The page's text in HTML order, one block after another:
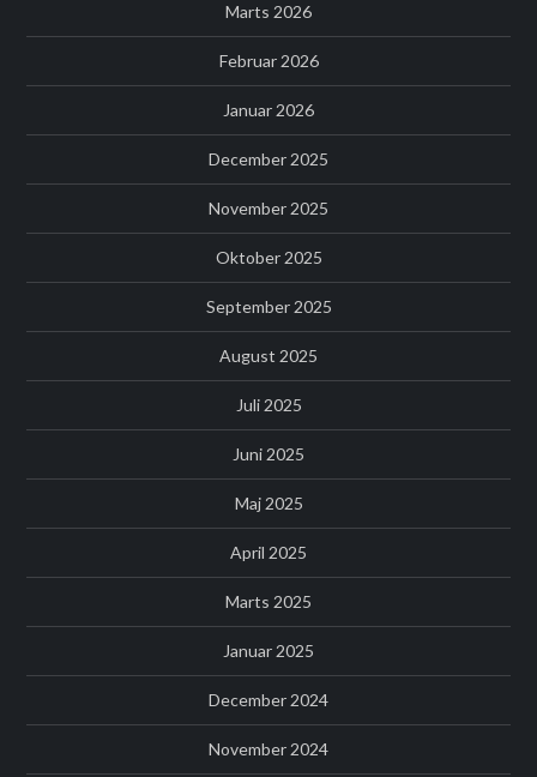
Marts 2026
Februar 2026
Januar 2026
December 2025
November 2025
Oktober 2025
September 2025
August 2025
Juli 2025
Juni 2025
Maj 2025
April 2025
Marts 2025
Januar 2025
December 2024
November 2024